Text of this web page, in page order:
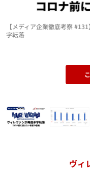
【メディア企業徹底考察
字転落
ヴィ